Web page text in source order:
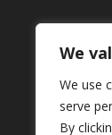
We
We use
serve
By